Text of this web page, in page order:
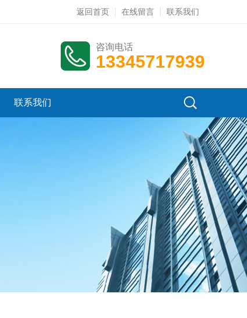
返回首页 在线留言 联系我们
咨询电话
13345717939
联系我们